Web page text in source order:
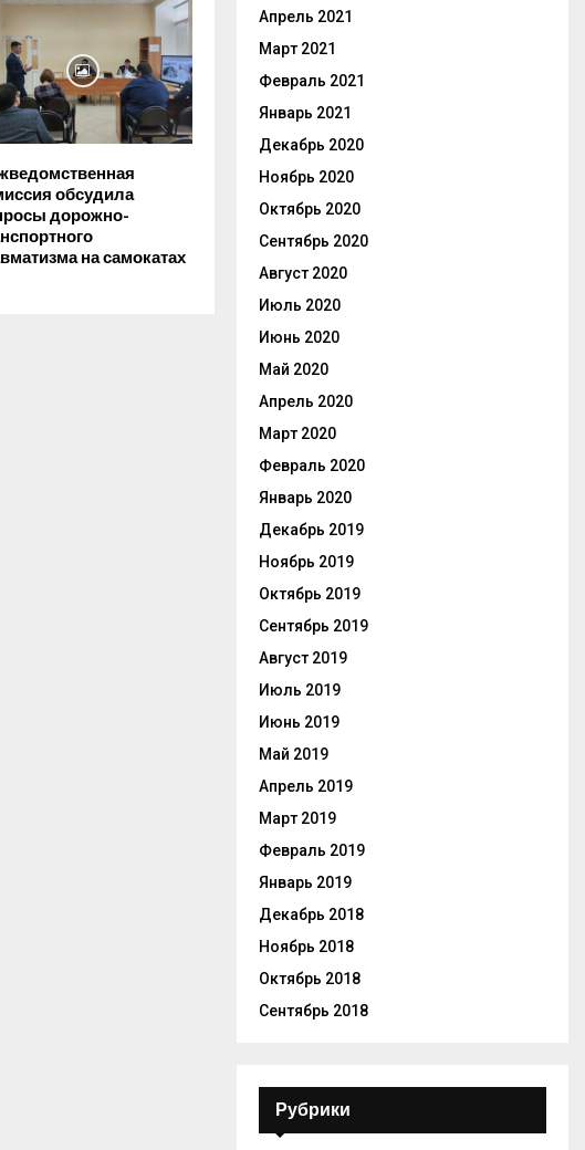
обсудила
дорожно-
на самокатах
Апрель 2021
Март 2021
Февраль 2021
Январь 2021
Декабрь 2020
Ноябрь 2020
Октябрь 2020
Сентябрь 2020
Август 2020
Июль 2020
Июнь 2020
Май 2020
Апрель 2020
Март 2020
Февраль 2020
Январь 2020
Декабрь 2019
Ноябрь 2019
Октябрь 2019
Сентябрь 2019
Август 2019
Июль 2019
Июнь 2019
Май 2019
Апрель 2019
Март 2019
Февраль 2019
Январь 2019
Декабрь 2018
Ноябрь 2018
Октябрь 2018
Сентябрь 2018
Рубрики